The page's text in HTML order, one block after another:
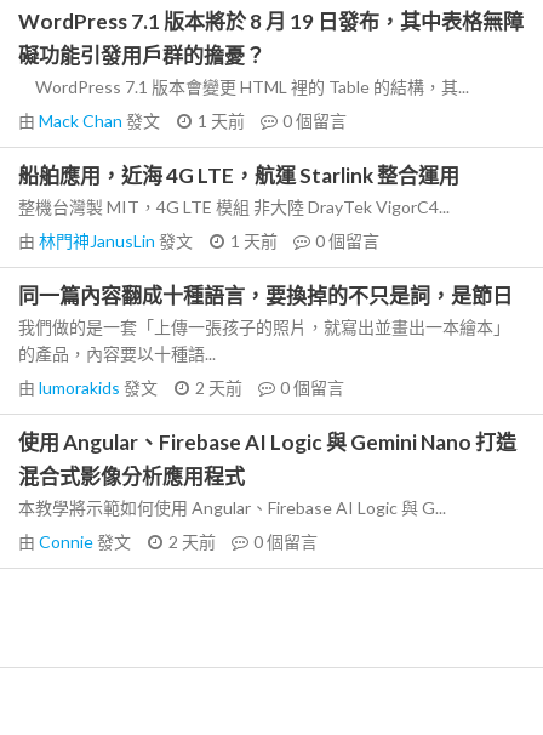
WordPress 7.1 版本將於 8 月 19 日發布，其中表格無障
礙功能引發用戶群的擔憂？
WordPress 7.1 版本會變更 HTML 裡的 Table 的結構，其...
由 Mack Chan 發文 1 天前 0個留言
船舶應用，近海 4G LTE，航運 Starlink 整合運用
整機台灣製 MIT，4G LTE 模組 非大陸 DrayTek VigorC4...
由 林門神JanusLin 發文 1 天前 0個留言
同一篇內容翻成十種語言，要換掉的不只是詞，是節日
我們做的是一套「上傳一張孩子的照片，就寫出並畫出一本繪本」
的產品，內容要以十種語...
由 lumorakids 發文 2 天前 0個留言
使用 Angular、Firebase AI Logic 與 Gemini Nano 打造
混合式影像分析應用程式
本教學將示範如何使用 Angular、Firebase AI Logic 與 G...
由 Connie發文 2 天前 0個留言